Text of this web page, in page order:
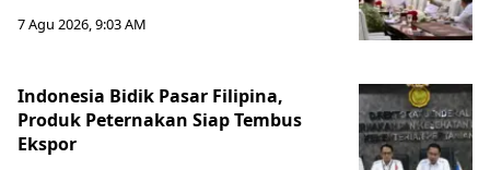
7 Agu 2026, 9:03 AM
Indonesia Bidik Pasar Filipina,
Produk Peternakan Siap Tembus
Ekspor